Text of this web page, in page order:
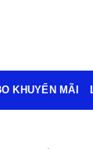
KHUYẾN MÃI